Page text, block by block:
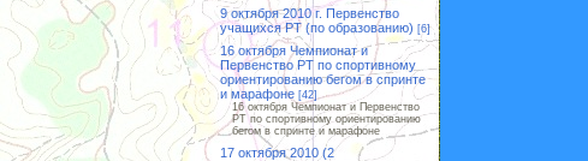
9 октября 2010 г. Первенство
учащихся РТ (по образованию) [6]
16 октября Чемпионат и
Первенство РТ по спортивному
ориентированию бегом в спринте
и марафоне [42]
16 октября Чемпионат и Первенство
РТ по спортивному ориентированию
бегом в спринте и марафоне
17 октября 2010 (2